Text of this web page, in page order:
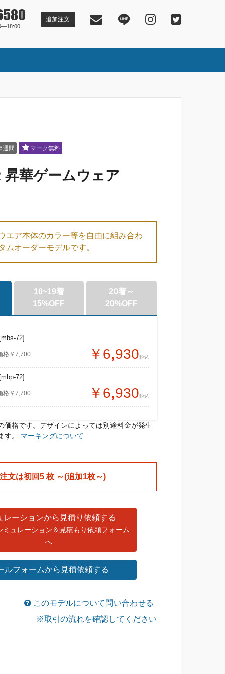
追加注文
週間 マーク無料
昇華ゲームウェア
エア本体のカラー等を自由に組み合わ
ムオーダーモデルです。
[mbs-72]
格￥7,700 ￥6,930税込
[mbp-72]
格￥7,700 ￥6,930税込
10~19着
15%OFF
72]
72]
￥7,700 ￥6,540税込
20着～
20%OFF
72]
72]
￥7,700 ￥6,160税込
価格です。デザインによっては別途料金が発生
す。 マーキングについて
文は初回5 枚 ～(追加1枚～)
レーションから見積り依頼する
ミュレーション＆見積もり依頼フォーム
へ
ルフォームから見積依頼する
このモデルについて問い合わせる
※取引の流れを確認してください